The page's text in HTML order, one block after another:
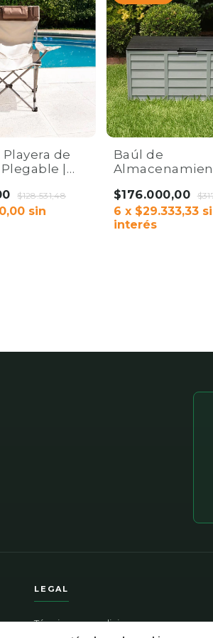
de
|
Jardín
$128.531,48
sin
Baúl de
Plástica
Home Co
$176.000,00
6 x $29.333,33
interés
LEGAL
Términos y condiciones